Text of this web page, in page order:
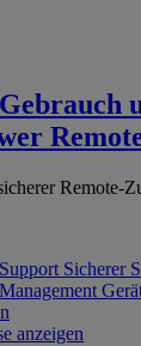
Remote-
Sicherer
anzeigen